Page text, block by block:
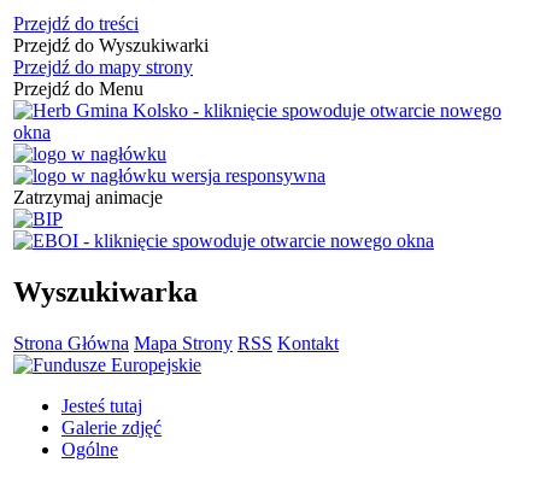
Przejdź do treści
Przejdź do Wyszukiwarki
Przejdź do mapy strony
Przejdź do Menu
Zatrzymaj animacje
Wyszukiwarka
Strona Główna Mapa Strony RSS Kontakt
Jesteś tutaj
Galerie zdjęć
Ogólne